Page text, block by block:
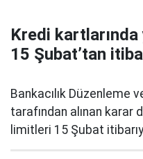
Kredi
15 Şubat’tan
Bankacılık Düzenleme
tarafından alınan karar
limitleri 15 Şubat